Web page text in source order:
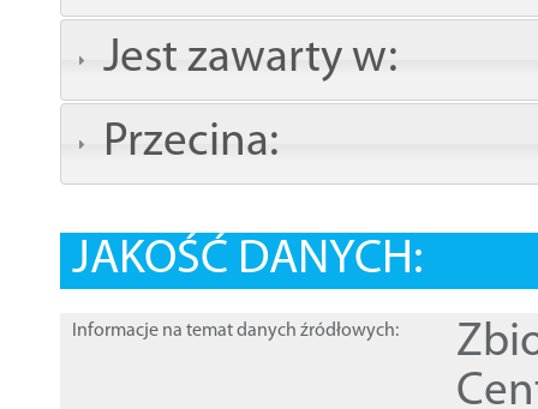
Jest zawarty w:
Przecina:
JAKOŚĆ DANYCH:
Informacje na temat danych źródłowych: